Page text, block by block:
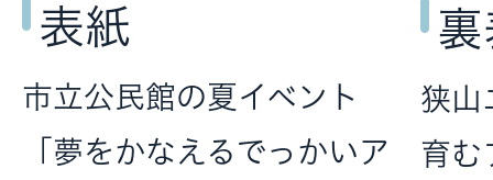
表紙
市立公民館の夏イベント
「夢をかなえるでっかいア
狭山
育む